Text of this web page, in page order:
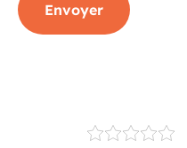
Envoyer